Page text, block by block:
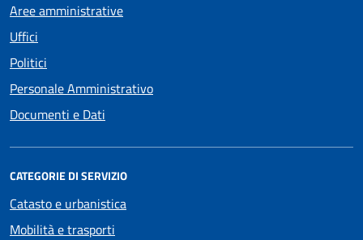
Aree amministrative
Uffici
Politici
Personale Amministrativo
Documenti e Dati
CATEGORIE DI SERVIZIO
Catasto e urbanistica
Mobilità e trasporti